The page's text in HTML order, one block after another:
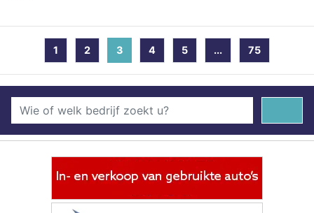
1 2 3 (current)
4 5 ... 75